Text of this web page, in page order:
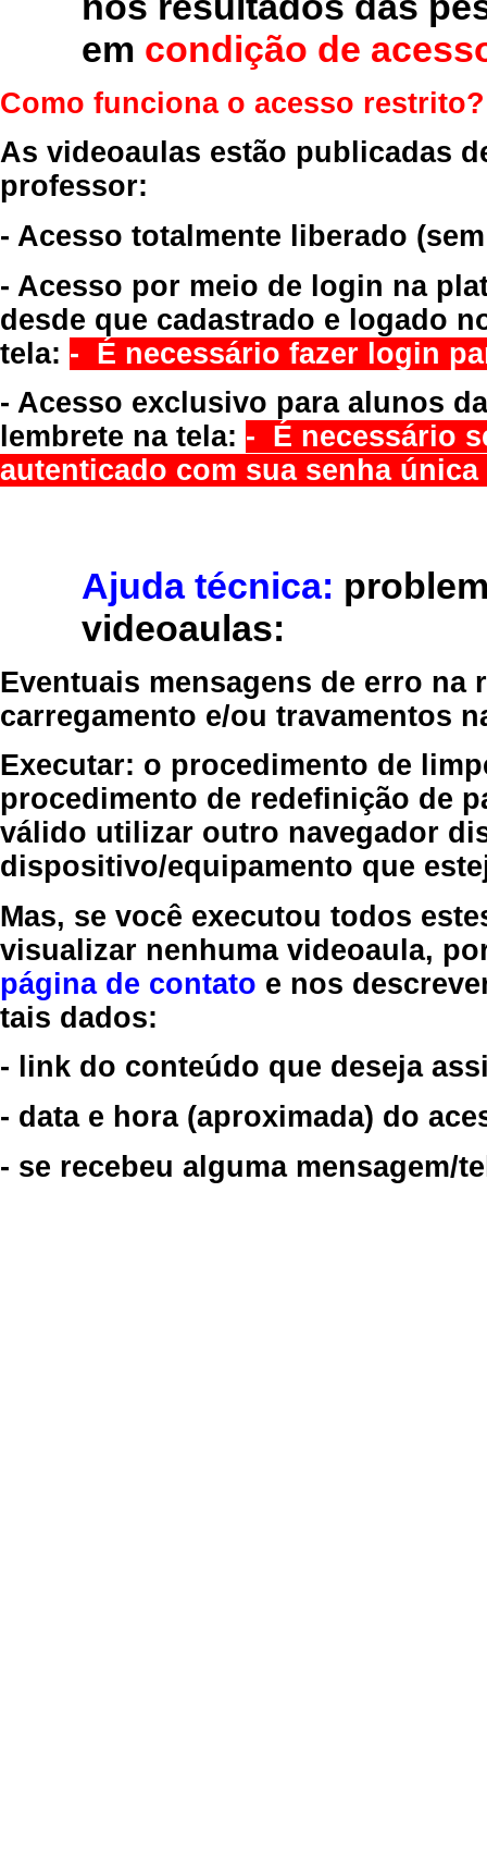
em condição de
Como funciona o acesso restrito?
As videoaulas estão publicadas
professor:
- Acesso totalmente liberado
- Acesso por meio de login na
desde que cadastrado e logado
tela: - É necessário fazer login
- Acesso exclusivo para alunos
lembrete na tela: - É necessário
autenticado com sua senha
Ajuda técnica:
videoaulas:
Eventuais mensagens de erro
carregamento e/ou travamentos
Executar: o procedimento de
procedimento de redefinição de
válido utilizar outro navegador
dispositivo/equipamento que
Mas, se você executou todos
visualizar nenhuma videoaula,
página de contato e nos
tais dados:
- link do conteúdo que deseja
- data e hora (aproximada) do
- se recebeu alguma mensagem/